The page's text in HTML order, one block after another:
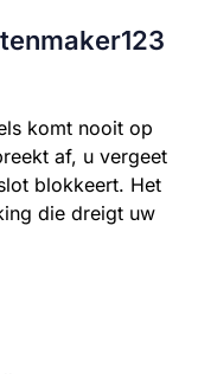
komt nooit op
af, u vergeet
blokkeert. Het
die dreigt uw